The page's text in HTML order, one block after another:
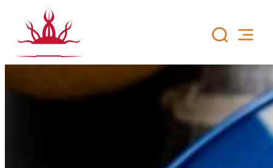
sisältöön